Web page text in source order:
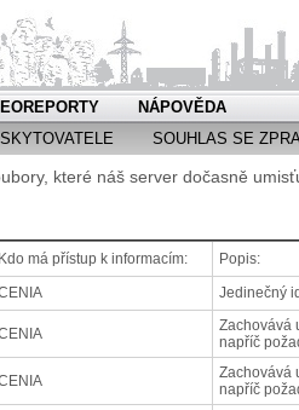
NÁPOVĚDA
SOUHLAS SE
které náš server dočasně
Kdo má přístup k informacím:
Popis:
Jedinečný
Zachovává
napříč
Zachovává
napříč